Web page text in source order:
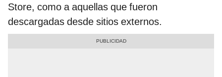
Store, como a aquellas que fueron
descargadas desde sitios externos.